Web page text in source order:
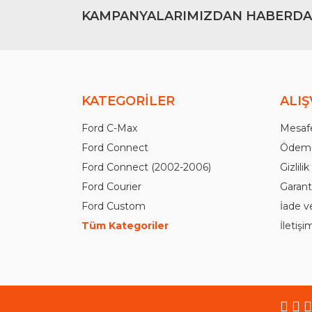
KAMPANYALARIMIZDAN
KATEGORİLER
Ford C-Max
Ford Connect
Ford Connect (2002-2006)
Ford Courier
Ford Custom
Tüm Kategoriler
İade